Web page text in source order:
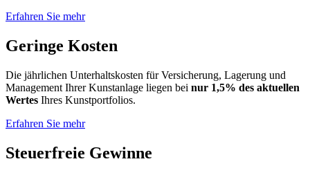
Erfahren Sie mehr
Geringe Kosten
Die jährlichen Unterhaltskosten für Versicherung, Lagerung und
Management Ihrer Kunstanlage liegen bei nur 1,5% des aktuellen
Wertes Ihres Kunstportfolios.
Erfahren Sie mehr
Steuerfreie Gewinne